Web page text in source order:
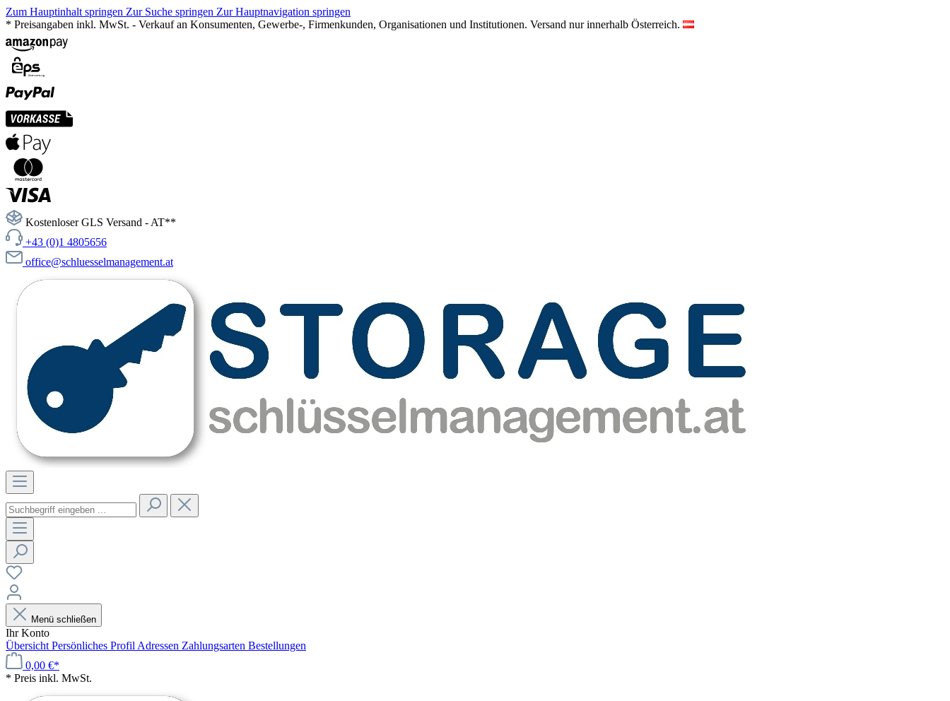
Zum Hauptinhalt springen Zur Suche springen Zur Hauptnavigation springen
* Preisangaben inkl. MwSt. - Verkauf an Konsumenten, Gewerbe-, Firmenkunden, Organisationen und Institutionen. Versand nur innerhalb Österreich.
Kostenloser GLS Versand - AT**
+43 (0)1 4805656
office@schluesselmanagement.at
Menü schließen
Ihr Konto
Übersicht Persönliches Profil Adressen Zahlungsarten Bestellungen
0,00 €*
* Preis inkl. MwSt.